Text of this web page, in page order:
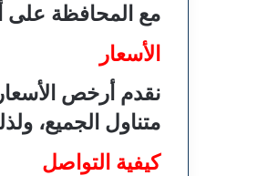
مع المحافظة على
الأسعار
نقدم أرخص
متناول الجميع،
كيفية التواصل